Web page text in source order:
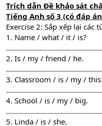
Trích dẫn Đề khảo sát
Tiếng Anh số 3 (có đáp
Exercise 2: Sắp xếp lại các
1. Name / what / it / is?
2. Is / my / friend / he.
3. Classroom / is / my / this.
4. School / is / my / big.
5. Linda / is / she.